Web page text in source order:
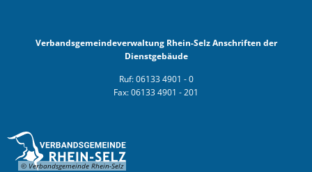
Verbandsgemeindeverwaltung Rhein-Selz Anschriften der
Dienstgebäude
Ruf: 06133 4901 - 0
Fax: 06133 4901 - 201
© Verbandsgemeinde Rhein-Selz